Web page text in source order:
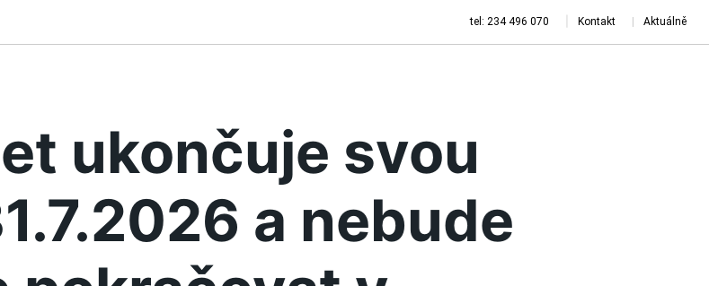
tel: 234 496 070 Kontakt Aktuálně
ukončuje svou
a nebude